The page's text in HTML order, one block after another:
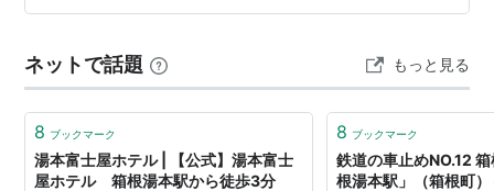
ったのでおうち用は買わなかったけど。 いっぱい買って
【ふるさと納税】カステラ焼箱根まんじゅう（15個/20
個） | まんじゅう 饅頭 マンジュウ カステラ かすてら 白
ネットで話題 もっと見る
8 ブックマーク
湯本富士屋ホテル | 【公式】湯本富士
屋ホテル 箱根湯本駅から徒歩3分
8 ブックマーク
鉄道の車止めNO.12
根湯本駅」（箱根町